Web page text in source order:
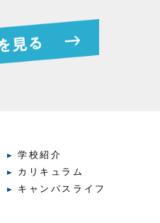
学校紹介
カリキュラム
キャンパスライフ